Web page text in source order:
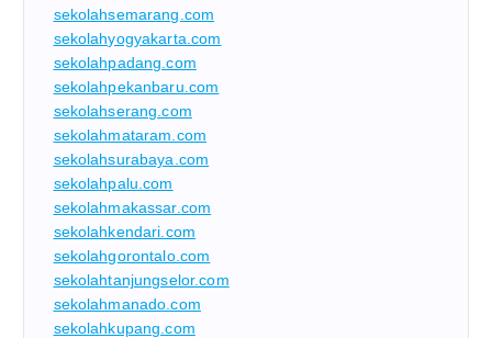
sekolahsemarang.com
sekolahyogyakarta.com
sekolahpadang.com
sekolahpekanbaru.com
sekolahserang.com
sekolahmataram.com
sekolahsurabaya.com
sekolahpalu.com
sekolahmakassar.com
sekolahkendari.com
sekolahgorontalo.com
sekolahtanjungselor.com
sekolahmanado.com
sekolahkupang.com